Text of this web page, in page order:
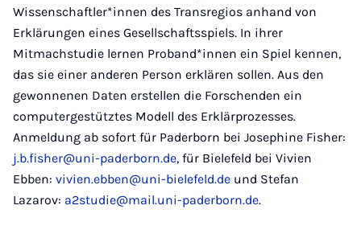
Wissenschaftler*innen des Transregios anhand von
Erklärungen eines Gesellschaftsspiels. In ihrer
Mitmachstudie lernen Proband*innen ein Spiel kennen,
das sie einer anderen Person erklären sollen. Aus den
gewonnenen Daten erstellen die Forschenden ein
computergestütztes Modell des Erklärprozesses.
Anmeldung ab sofort für Paderborn bei Josephine Fisher:
j.b.fisher@uni-paderborn.de, für Bielefeld bei Vivien
Ebben: vivien.ebben@uni-bielefeld.de und Stefan
Lazarov: a2studie@mail.uni-paderborn.de.